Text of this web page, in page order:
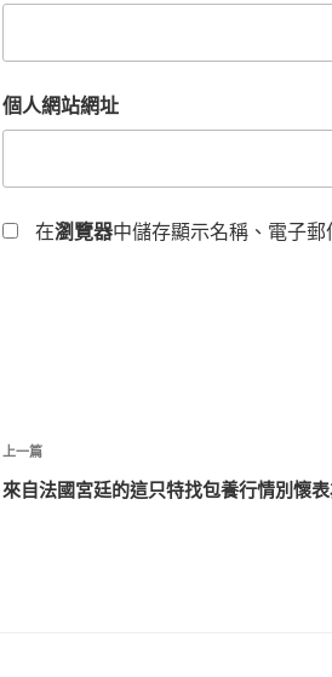
個人網站網址
在瀏覽器中儲存顯示名稱、電子
文
章
上
一
上一篇
來自法國宮廷的這只特找包養行情別懷